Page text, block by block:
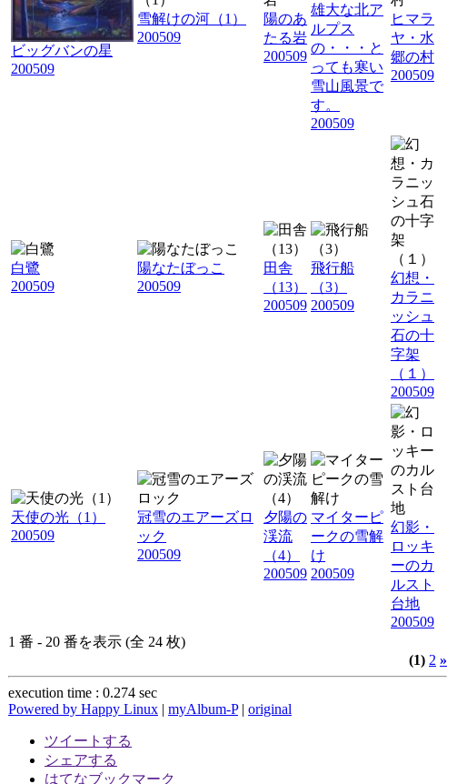
ビッグバンの星
200509
雪解けの河（1）
200509
陽のあ
たる岩
200509
雄大な北ア
ルプス
の・・・と
っても寒い
雪山風景で
す。
200509
ヒマラ
ヤ・水
郷の村
200509
白鷺
200509
陽なたぼっこ
200509
田舎
（13）
200509
飛行船
（3）
200509
幻想・
カラニ
ッシュ
石の十
字架
（１）
200509
天使の光（1）
200509
冠雪のエアーズロ
ック
200509
夕陽の
渓流
（4）
200509
マイターピ
ークの雪解
け
200509
幻影・
ロッキ
ーのカ
ルスト
台地
200509
1 番 - 20 番を表示 (全 24 枚)
(1) 2 »
execution time : 0.274 sec
Powered by Happy Linux | myAlbum-P| original
ツイートする
シェアする
はてなブックマーク